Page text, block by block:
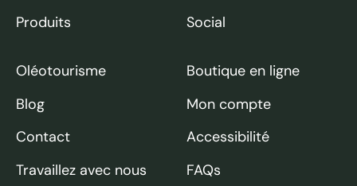
Produits
Social
Oléotourisme
Blog
Contact
Travaillez avec nous
Boutique en ligne
Mon compte
Accessibilité
FAQs